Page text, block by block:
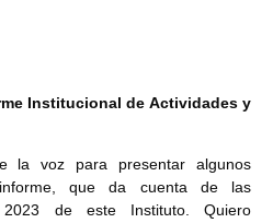
Institucional de Actividades y
la voz para presentar algunos
que da cuenta de las
de este Instituto. Quiero